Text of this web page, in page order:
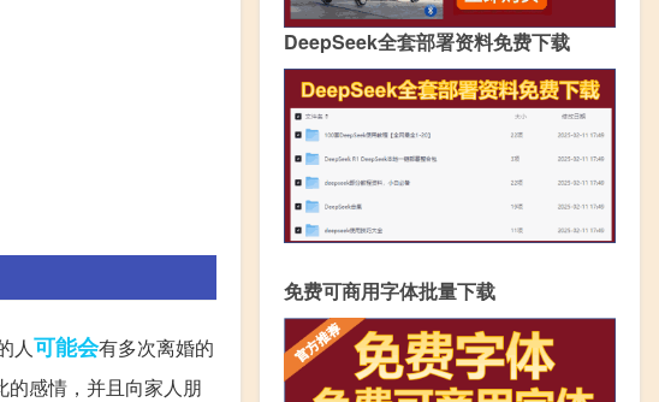
人可能会有多次离婚的
感情，并且向家人朋
DeepSeek全套部署资料免费下载
免费可商用字体批量下载